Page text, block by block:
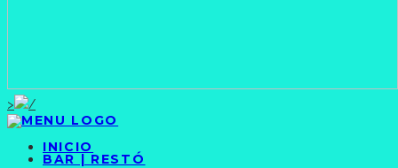
>
INICIO
BAR | RESTÓ